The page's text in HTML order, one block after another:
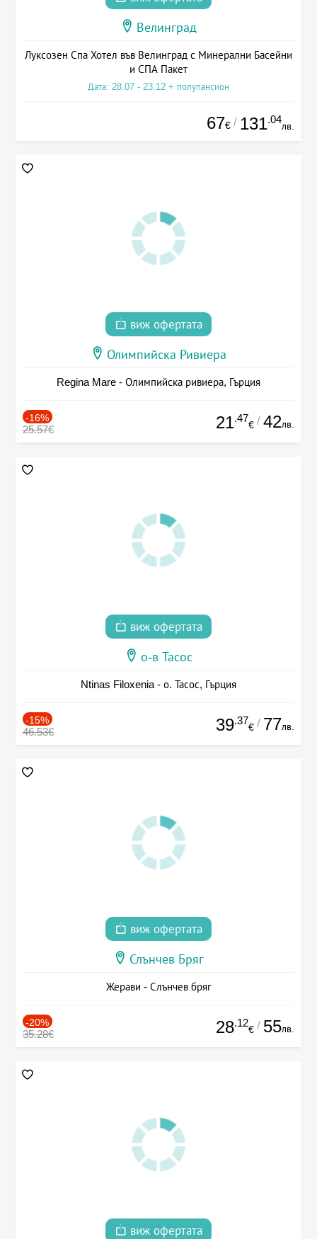
Велинград
Луксозен Спа Хотел във Велинград с Минерални Басейни
и СПА Пакет
Дата: 28.07 - 23.12 + полупансион
67€ / 131.04
лв.
виж офертата
Олимпийска Ривиера
Regina Mare - Олимпийска ривиера, Гърция
-16%
25.57€ 21.47
€ / 42лв.
виж офертата
о-в Тасос
Ntinas Filoxenia - о. Тасос, Гърция
-15%
46.53€ 39.37
€ / 77лв.
виж офертата
Слънчев Бряг
Жерави - Слънчев бряг
-20%
35.28€ 28.12
€ / 55лв.
виж офертата